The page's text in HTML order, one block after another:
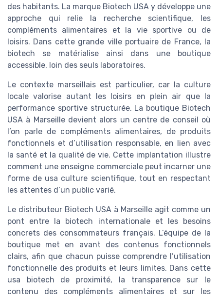
des habitants. La marque Biotech USA y développe une
approche qui relie la recherche scientifique, les
compléments alimentaires et la vie sportive ou de
loisirs. Dans cette grande ville portuaire de France, la
biotech se matérialise ainsi dans une boutique
accessible, loin des seuls laboratoires.
Le contexte marseillais est particulier, car la culture
locale valorise autant les loisirs en plein air que la
performance sportive structurée. La boutique Biotech
USA à Marseille devient alors un centre de conseil où
l’on parle de compléments alimentaires, de produits
fonctionnels et d’utilisation responsable, en lien avec
la santé et la qualité de vie. Cette implantation illustre
comment une enseigne commerciale peut incarner une
forme de usa culture scientifique, tout en respectant
les attentes d’un public varié.
Le distributeur Biotech USA à Marseille agit comme un
pont entre la biotech internationale et les besoins
concrets des consommateurs français. L’équipe de la
boutique met en avant des contenus fonctionnels
clairs, afin que chacun puisse comprendre l’utilisation
fonctionnelle des produits et leurs limites. Dans cette
usa biotech de proximité, la transparence sur le
contenu des compléments alimentaires et sur les